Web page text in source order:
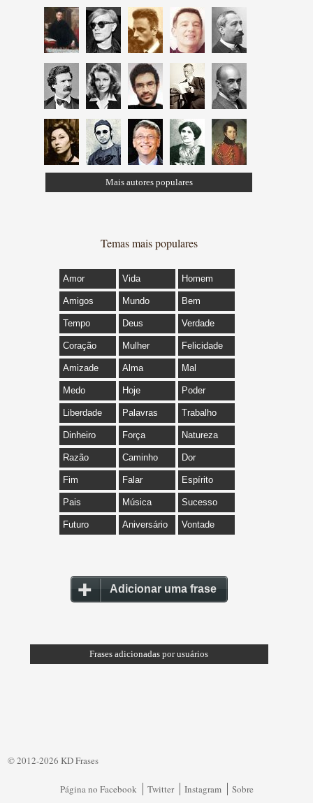
Mais autores populares
Temas mais populares
Amor Vida Homem
Amigos Mundo Bem
Tempo Deus Verdade
Coração Mulher Felicidade
Amizade Alma Mal
Medo Hoje Poder
Liberdade Palavras Trabalho
Dinheiro Força Natureza
Razão Caminho Dor
Fim Falar Espírito
Pais Música Sucesso
Futuro Aniversário Vontade
Adicionar uma frase
Frases adicionadas por usuários
© 2012-2026 KD Frases
Página no Facebook Twitter Instagram Sobre